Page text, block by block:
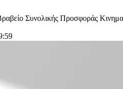
Συνολικής Προσφοράς